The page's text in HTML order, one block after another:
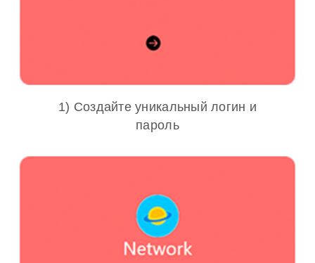
1) Создайте уникальный логин и
пароль